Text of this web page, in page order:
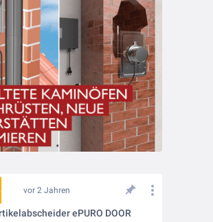
vor 2 Jahren
ePURO DOOR